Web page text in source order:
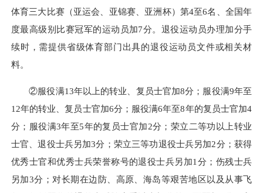
体育三大比赛（亚运会、亚锦赛、亚洲杯）第4至6名、全国年
度最高级别比赛冠军的运动员加7分。退役运动员办理加分手
续时，需提供省级体育部门出具的退役运动员文件或相关材
料。
②服役满13年以上的转业、复员士官加8分；服役满9年至
12年的转业、复员士官加6分；服役满6年至8年的复员士官加4
分；服役满3年至5年的复员士官加2分；荣立二等功以上转业
士官、退役士兵另加3分；荣立三等功退役士兵另加2分；获得
优秀士官和优秀士兵荣誉称号的退役士兵另加1分；伤残士兵
另加3分；对长期在边防、高原、海岛等艰苦地区以及从事飞